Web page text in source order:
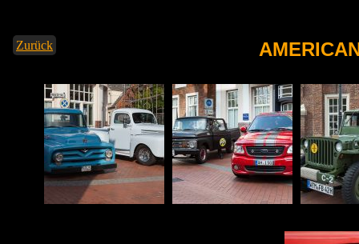
Zurück